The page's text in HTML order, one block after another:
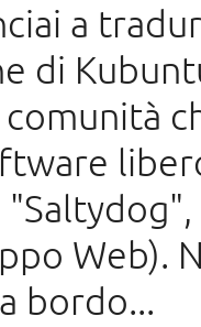
a
di
Web).
bordo...